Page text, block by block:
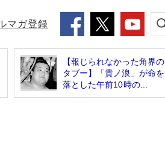
マガ登録
【報じられなかった角界の
タブー】「貴ノ浪」が命を
落とした午前10時の...